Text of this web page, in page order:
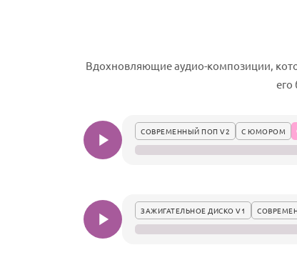
Вдохновляющие аудио-композиции,
его
СОВРЕМЕННЫЙ ПОП V2 С ЮМОРОМ
ЗАЖИГАТЕЛЬНОЕ ДИСКО V1